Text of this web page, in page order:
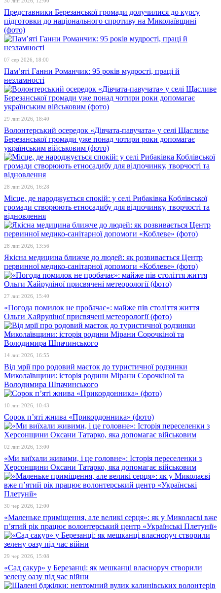
Представники Березанської громади долучилися до курсу
підготовки до національного спротиву на Миколаївщині
(фото)
07 сер 2026, 18:00
Пам’яті Ганни Романчик: 95 років мудрості, праці й
незламності
29 лип 2026, 18:40
Волонтерський осередок «Дівчата-павучата» у селі Щасливе
Березанської громади уже понад чотири роки допомагає
українським військовим (фото)
28 лип 2026, 16:28
Місце, де народжується спокій: у селі Рибаківка Коблівської
громади створюють етносадибу для відпочинку, творчості та
відновлення
28 лип 2026, 13:56
Якісна медицина ближче до людей: як розвивається Центр
первинної медико-санітарної допомоги «Коблеве» (фото)
27 лип 2026, 15:40
«Погода помилок не пробачає»: майже пів століття життя
Ольги Хайруліної присвячені метеорології (фото)
14 лип 2026, 16:55
Від мрії про родовий маєток до туристичної родзинки
Миколаївщини: історія родини Мірани Сорочкіної та
Володимира Шпачинського
10 лип 2026, 10:43
Сорок п’яті жнива «Прикордонника» (фото)
02 лип 2026, 13:00
«Ми виїхали живими, і це головне»: Історія переселенки з
Херсонщини Оксани Татарко, яка допомагає військовим
30 чер 2026, 12:00
«Маленьке приміщення, але великі серця»: як у Миколаєві вже
п’ятий рік працює волонтерський центр «Українські Плетунії»
29 чер 2026, 15:08
«Сад сакур» у Березанці: як мешканці власноруч створили
зелену оазу під час війни